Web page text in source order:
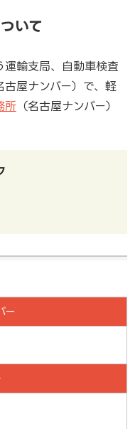
いて
運輸支局、自動車検査
古屋ナンバー）で、軽
所（名古屋ナンバー）
ー